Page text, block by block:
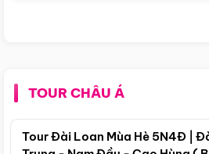
TOUR CHÂU Á
Tour Đài Loan Mùa Hè 5N4Đ |